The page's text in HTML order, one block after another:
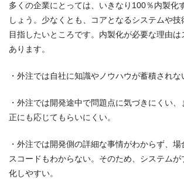
多くの企業にとっては、いきなり100％内製化
しょう。少なくとも、コアとなるシステムや
目指したいところです。内製化が必要な理由は
あります。
・外注では自社に知識やノウハウが蓄積されな
・外注では開発途中で問題点に気づきにくい
正にも応じてもらいにくい。
・外注では開発側の詳細な事情がわからず、
スコードもわからない。そのため、システムが
化しやすい。